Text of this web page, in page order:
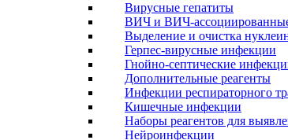
Вирусные гепатиты
ВИЧ и ВИЧ-
Выделение и очистка
Герпес-вирусные инфекции
Гнойно-септические
Дополнительные реагенты
Инфекции респираторного
Кишечные инфекции
Наборы реагентов для
Нейроинфекции